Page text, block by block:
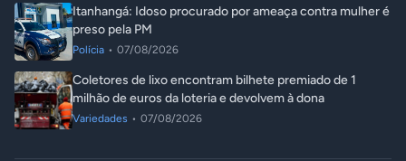
Itanhangá: Idoso procurado por ameaça contra mulher é
preso pela PM
Polícia • 07/08/2026
Coletores de lixo encontram bilhete premiado de 1
milhão de euros da loteria e devolvem à dona
Variedades • 07/08/2026